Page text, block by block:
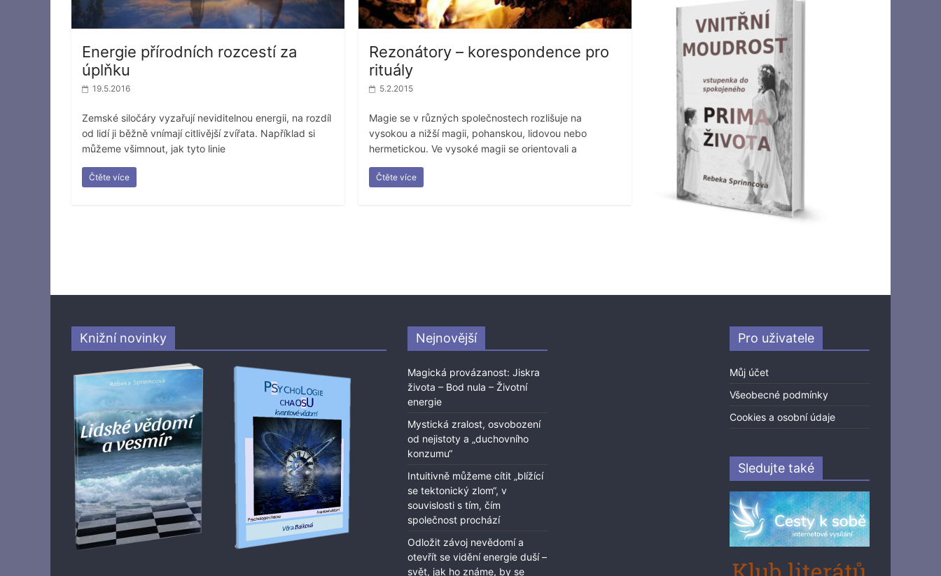
Energie přírodních rozcestí za
úplňku
19.5.2016
Zemské siločáry vyzařují neviditelnou energii, na rozdíl
od lidí ji běžně vnímají citlivější zvířata. Například si
můžeme všimnout, jak tyto linie
Čtěte více
Rezonátory – korespondence pro
rituály
5.2.2015
Magie se v různých společnostech rozlišuje na
vysokou a nižší magii, pohanskou, lidovou nebo
hermetickou. Ve vysoké magii se orientovali a
Čtěte více
Knižní novinky Nejnovější
Magická provázanost: Jiskra
života – Bod nula – Životní
energie
Mystická zralost, osvobození
od nejistoty a „duchovního
konzumu“
Intuitivně můžeme cítit „blížící
se tektonický zlom“, v
souvislosti s tím, čím
společnost prochází
Odložit závoj nevědomí a
otevřít se vidění energie duší –
svět, jak ho známe, by se
Pro uživatele
Můj účet
Všeobecné podmínky
Cookies a osobní údaje
Sledujte také